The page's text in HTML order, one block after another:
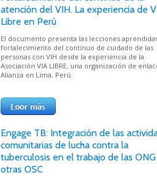
atención del VIH. La experiencia de
Libre en Perú
El documento presenta las lecciones
fortalecimiento del continuo de cuidado de las
personas con VIH desde la experiencia de la
Asociación VIA LIBRE, una organización de
Alianza en Lima, Perú.
Engage TB: Integración de las
comunitarias de lucha contra la
tuberculosis en el trabajo de las
otras OSC